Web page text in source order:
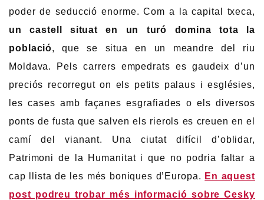
poder de seducció enorme. Com a la capital txeca,
un castell situat en un turó domina tota la
població, que se situa en un meandre del riu
Moldava. Pels carrers empedrats es gaudeix d’un
preciós recorregut on els petits palaus i esglésies,
les cases amb façanes esgrafiades o els diversos
ponts de fusta que salven els rierols es creuen en el
camí del vianant. Una ciutat difícil d’oblidar,
Patrimoni de la Humanitat i que no podria faltar a
cap llista de les més boniques d’Europa. En aquest
post podreu trobar més informació sobre Cesky